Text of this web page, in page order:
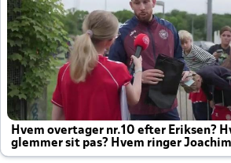
Hvem overtager nr.10 efter Eriksen?
glemmer sit pas? Hvem ringer Joachim
altid til efter kampe?